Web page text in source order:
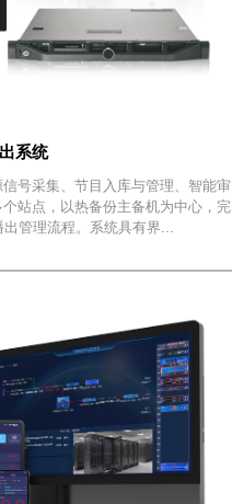
系统
号采集、节目入库与管理、智能审
站点，以热备份主备机为中心，完
管理流程。系统具有界...